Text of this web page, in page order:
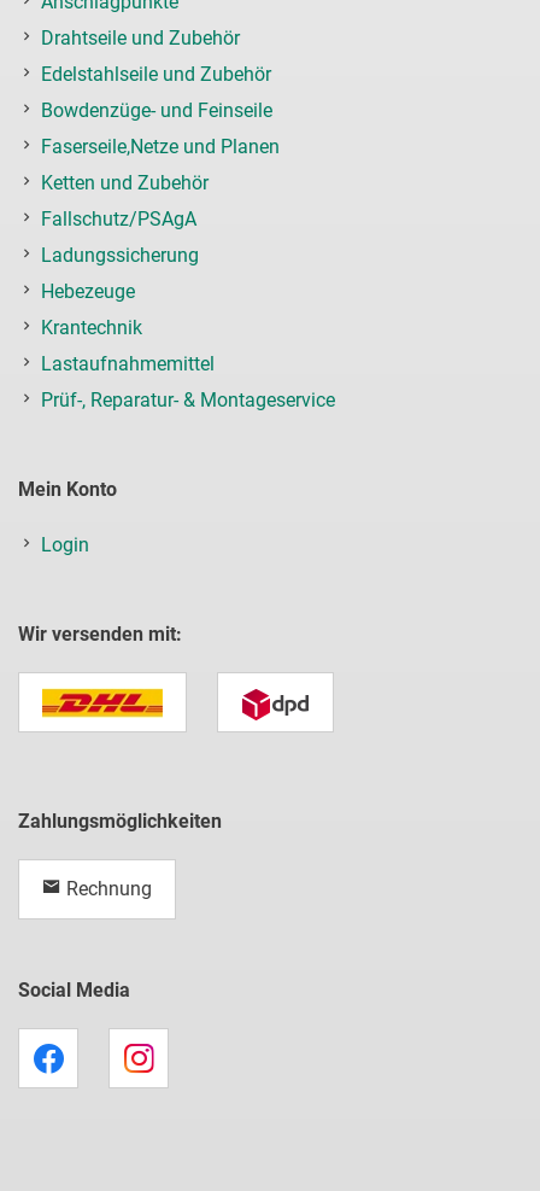
Drahtseile und Zubehör
Edelstahlseile und Zubehör
Bowdenzüge- und Feinseile
Faserseile,Netze und Planen
Ketten und Zubehör
Fallschutz/PSAgA
Ladungssicherung
Hebezeuge
Krantechnik
Lastaufnahmemittel
Prüf-, Reparatur- & Montageservice
Mein Konto
Login
Wir versenden mit:
Zahlungsmöglichkeiten
Rechnung
Social Media